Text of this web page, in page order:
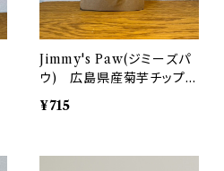
Jimmy's Paw(ジミーズパ
ウ) 広島県産菊芋チップス
(取寄)
¥715